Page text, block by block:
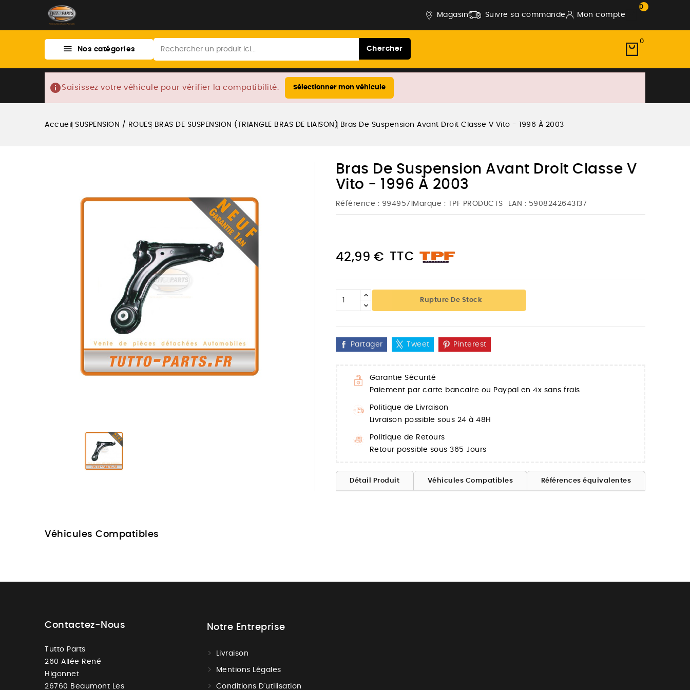
Magasin Suivre sa commande Mon compte
0
 Nos catégories Chercher
0
info Saisissez votre véhicule pour vérifier la compatibilité. Sélectionner mon véhicule
Accueil SUSPENSION / ROUES BRAS DE SUSPENSION (TRIANGLE BRAS DE LIAISON) Bras De Suspension Avant Droit Classe V Vito - 1996 À 2003
Bras De Suspension Avant Droit Classe V
Vito - 1996 À 2003
Référence : 9949571 Marque : TPF PRODUCTS EAN : 5908242643137
42,99 € TTC
Rupture De Stock
Partager Tweet Pinterest
Garantie Sécurité
Paiement par carte bancaire ou Paypal en 4x sans frais
Politique de Livraison
Livraison possible sous 24 à 48H
Politique de Retours
Retour possible sous 365 Jours
Détail Produit Véhicules Compatibles Références équivalentes
Véhicules Compatibles
Contactez-Nous
Tutto Parts
260 Allée René
Higonnet
26760 Beaumont Les
Notre Entreprise
Livraison
Mentions Légales
Conditions D'utilisation